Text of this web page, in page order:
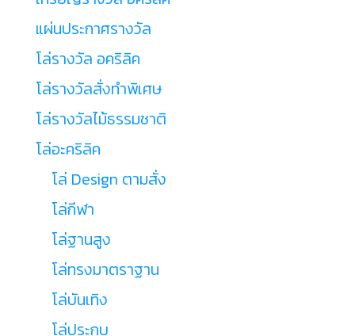
แผ่นประกาศรางวัล
โล่รางวัล อคริลิค
โล่รางวัลสั่งทำพิเศษ
โล่รางวัลไม้ธรรมชาติ
โล่อะคริลิค
โล่ Design ตามสั่ง
โล่กีฬา
โล่ฐานสูง
โล่ทรงมาตราฐาน
โล่บันเทิง
โล่ประกบ